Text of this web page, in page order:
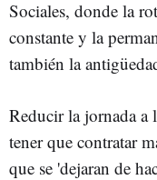
Sociales, donde la
constante y la
también la
Reducir la jornada a
tener que contratar
que se 'dejaran de